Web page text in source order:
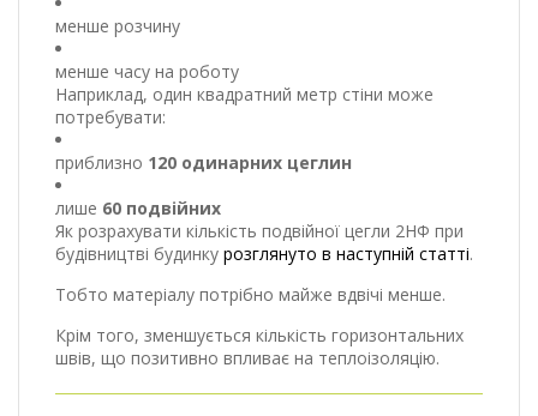
менше розчину
менше часу на роботу
Наприклад, один квадратний метр стіни може
потребувати:
приблизно 120 одинарних цеглин
лише 60 подвійних
Як розрахувати кількість подвійної цегли 2НФ при
будівництві будинку розглянуто в наступній статті.
Тобто матеріалу потрібно майже вдвічі менше.
Крім того, зменшується кількість горизонтальних
швів, що позитивно впливає на теплоізоляцію.